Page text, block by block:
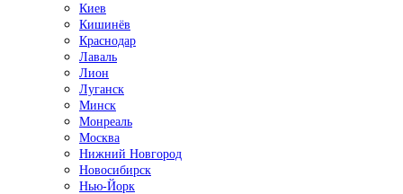
Киев
Кишинёв
Краснодар
Лаваль
Лион
Луганск
Минск
Монреаль
Москва
Нижний Новгород
Новосибирск
Нью-Йорк